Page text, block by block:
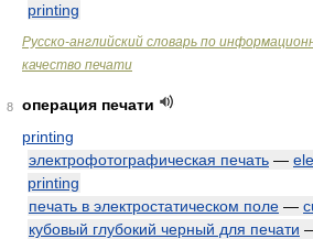
printing
Русско-английский словарь по
качество печати
8
операция печати
printing
электрофотографическая печать —
printing
печать в электростатическом поле —
кубовый глубокий черный для печати